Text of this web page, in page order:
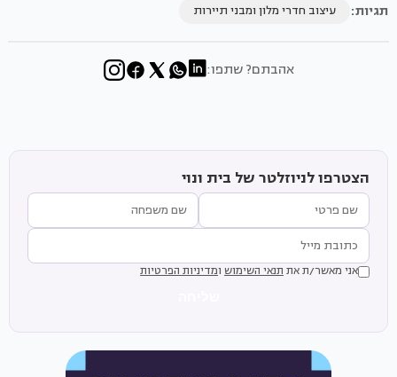
תגיות: עיצוב חדרי מלון ומבני תיירות
אהבתם? שתפו:
הצטרפו לניוזלטר של בית ונוי
אני מאשר/ת את תנאי השימוש ומדיניות הפרטיות